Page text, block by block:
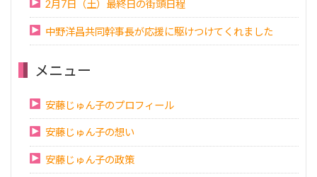
2月7日（土）最終日の街頭日程
中野洋昌共同幹事長が応援に駆けつけてくれました
メニュー
安藤じゅん子のプロフィール
安藤じゅん子の想い
安藤じゅん子の政策